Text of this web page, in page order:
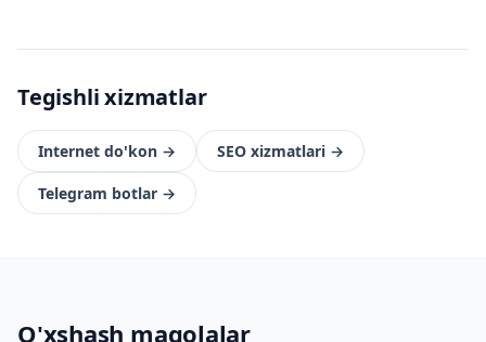
Tegishli xizmatlar
Internet do'kon → SEO xizmatlari →
Telegram botlar →
O'xshash maqolalar